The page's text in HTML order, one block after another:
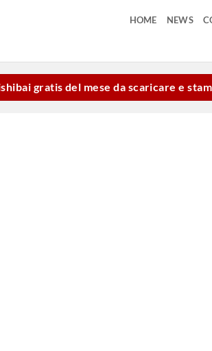
HOME NEWS
gratis del mese da scaricare e